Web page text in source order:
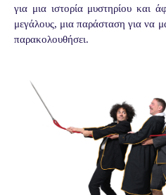
για μια ιστορία μυστηρίου και
μεγάλους, μια παράσταση για να
παρακολουθήσει.